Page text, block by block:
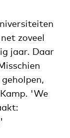
zoveel
jaar. Daar
'We